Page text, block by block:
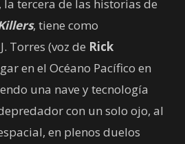
la tercera de las historias de
, tiene como
Torres (voz de Rick
en el Océano Pacífico en
una nave y tecnología
con un solo ojo, al
en plenos duelos